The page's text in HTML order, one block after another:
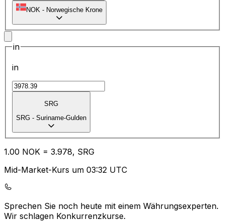
NOK - Norwegische Krone
in
in
SRG
SRG - Suriname-Gulden
1.00 NOK = 3.978, SRG
Mid-Market-Kurs um 03:32 UTC
Sprechen Sie noch heute mit einem Währungsexperten.
Wir schlagen Konkurrenzkurse.